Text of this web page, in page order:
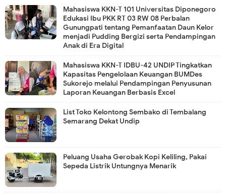
Mahasiswa KKN-T 101 Universitas Diponegoro
Edukasi Ibu PKK RT 03 RW 08 Perbalan
Gunungpati tentang Pemanfaatan Daun Kelor
menjadi Pudding Bergizi serta Pendampingan
Anak di Era Digital
Mahasiswa KKN-T IDBU-42 UNDIP Tingkatkan
Kapasitas Pengelolaan Keuangan BUMDes
Sukorejo melalui Pendampingan Penyusunan
Laporan Keuangan Berbasis Excel
List Toko Kelontong Sembako di Tembalang
Semarang Dekat Undip
Peluang Usaha Gerobak Kopi Keliling, Pakai
Sepeda Listrik Untungnya Menarik